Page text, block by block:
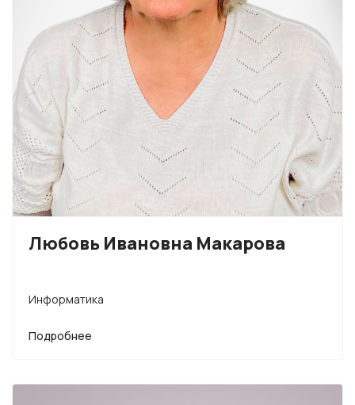
Любовь Ивановна Макарова
Информатика
Подробнее